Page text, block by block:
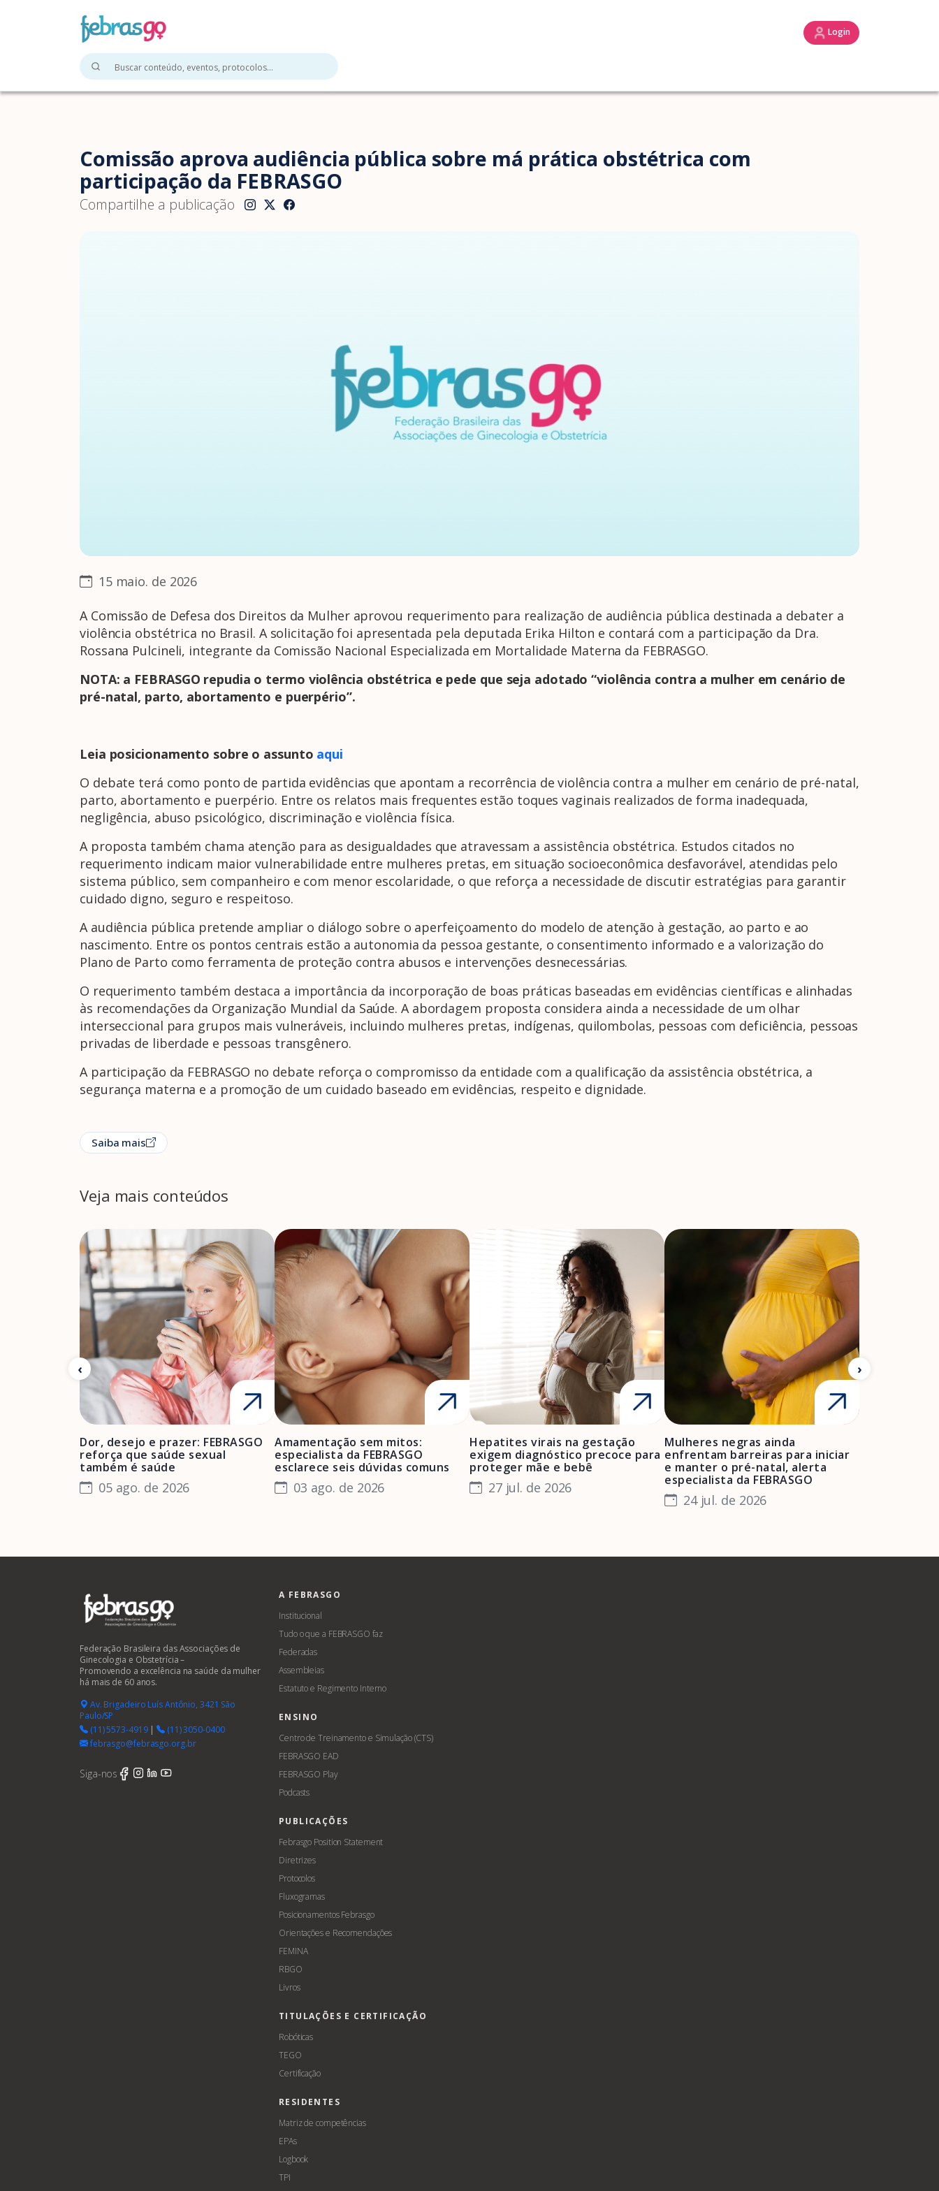
Login
Ensino
Comissão aprova audiência pública sobre má prática obstétrica com
participação da FEBRASGO
Compartilhe a publicação
15 maio. de 2026
A Comissão de Defesa dos Direitos da Mulher aprovou requerimento para realização de audiência pública destinada a debater a
violência obstétrica no Brasil. A solicitação foi apresentada pela deputada Erika Hilton e contará com a participação da Dra.
Rossana Pulcineli, integrante da Comissão Nacional Especializada em Mortalidade Materna da FEBRASGO.
NOTA: a FEBRASGO repudia o termo violência obstétrica e pede que seja adotado “violência contra a mulher em cenário de
pré-natal, parto, abortamento e puerpério”.
Leia posicionamento sobre o assunto aqui
O debate terá como ponto de partida evidências que apontam a recorrência de violência contra a mulher em cenário de pré-natal,
parto, abortamento e puerpério. Entre os relatos mais frequentes estão toques vaginais realizados de forma inadequada,
negligência, abuso psicológico, discriminação e violência física.
A proposta também chama atenção para as desigualdades que atravessam a assistência obstétrica. Estudos citados no
requerimento indicam maior vulnerabilidade entre mulheres pretas, em situação socioeconômica desfavorável, atendidas pelo
sistema público, sem companheiro e com menor escolaridade, o que reforça a necessidade de discutir estratégias para garantir
cuidado digno, seguro e respeitoso.
A audiência pública pretende ampliar o diálogo sobre o aperfeiçoamento do modelo de atenção à gestação, ao parto e ao
nascimento. Entre os pontos centrais estão a autonomia da pessoa gestante, o consentimento informado e a valorização do
Plano de Parto como ferramenta de proteção contra abusos e intervenções desnecessárias.
O requerimento também destaca a importância da incorporação de boas práticas baseadas em evidências científicas e alinhadas
às recomendações da Organização Mundial da Saúde. A abordagem proposta considera ainda a necessidade de um olhar
interseccional para grupos mais vulneráveis, incluindo mulheres pretas, indígenas, quilombolas, pessoas com deficiência, pessoas
privadas de liberdade e pessoas transgênero.
A participação da FEBRASGO no debate reforça o compromisso da entidade com a qualificação da assistência obstétrica, a
segurança materna e a promoção de um cuidado baseado em evidências, respeito e dignidade.
Saiba mais
Veja mais conteúdos
Dor, desejo e prazer: FEBRASGO
reforça que saúde sexual
também é saúde
05 ago. de 2026
Amamentação sem mitos:
especialista da FEBRASGO
esclarece seis dúvidas comuns
03 ago. de 2026
Hepatites virais na gestação
exigem diagnóstico precoce para
proteger mãe e bebê
27 jul. de 2026
Mulheres negras ainda
enfrentam barreiras para iniciar
e manter o pré-natal, alerta
especialista da FEBRASGO
24 jul. de 2026
Federação Brasileira das Associações de
Ginecologia e Obstetrícia –
Promovendo a excelência na saúde da mulher
há mais de 60 anos.
Av. Brigadeiro Luís Antônio, 3421 São
Paulo/SP
(11) 5573-4919|
(11) 3050-0400
febrasgo@febrasgo.org.br
Siga-nos
A FEBRASGO
Institucional
Tudo o que a FEBRASGO faz
Federadas
Assembleias
Estatuto e Regimento Interno
ENSINO
Centro de Treinamento e Simulação (CTS)
FEBRASGO EAD
FEBRASGO Play
Podcasts
PUBLICAÇÕES
Febrasgo Position Statement
Diretrizes
Protocolos
Fluxogramas
Posicionamentos Febrasgo
Orientações e Recomendações
FEMINA
RBGO
Livros
TITULAÇÕES E CERTIFICAÇÃO
Robóticas
TEGO
Certificação
RESIDENTES
Matriz de competências
EPAs
Logbook
TPI